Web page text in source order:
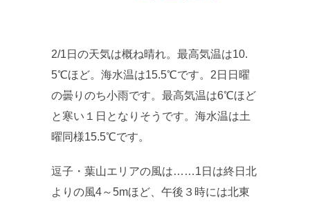
2/1日の天気は概ね晴れ。最高気温は10.
5℃ほど。海水温は15.5℃です。2日日曜
の曇りのち小雨です。最高気温は6℃ほど
と寒い１日となりそうです。海水温は土
曜同様15.5℃です。
逗子・葉山エリアの風は……1日は終日北
よりの風4～5mほど、午後３時には北東